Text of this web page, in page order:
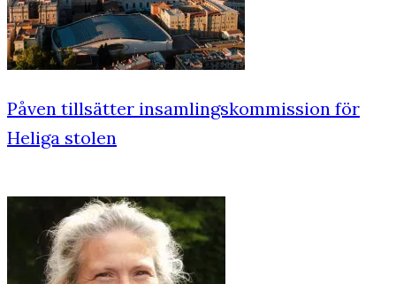
Påven tillsätter insamlingskommission för
Heliga stolen